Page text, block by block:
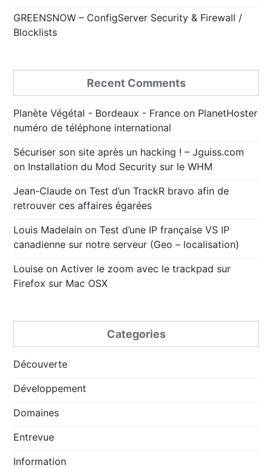
GREENSNOW – ConfigServer Security & Firewall /
Blocklists
Recent Comments
Planète Végétal - Bordeaux - France on PlanetHoster
numéro de téléphone international
Sécuriser son site après un hacking ! – Jguiss.com
on Installation du Mod Security sur le WHM
Jean-Claude onTest d’un TrackR bravo afin de
retrouver ces affaires égarées
Louis Madelain onTest d’une IP française VS IP
canadienne sur notre serveur (Geo – localisation)
Louise on Activer le zoom avec le trackpad sur
Firefox sur Mac OSX
Categories
Découverte
Développement
Domaines
Entrevue
Information